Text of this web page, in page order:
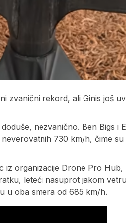
zvanični rekord, ali Ginis još
nezvanično. Ben Bigs i
730 km/h, čime su
organizacije Drone Pro Hub,
leteći nasuprot jakom
u oba smera od 685 km/h.